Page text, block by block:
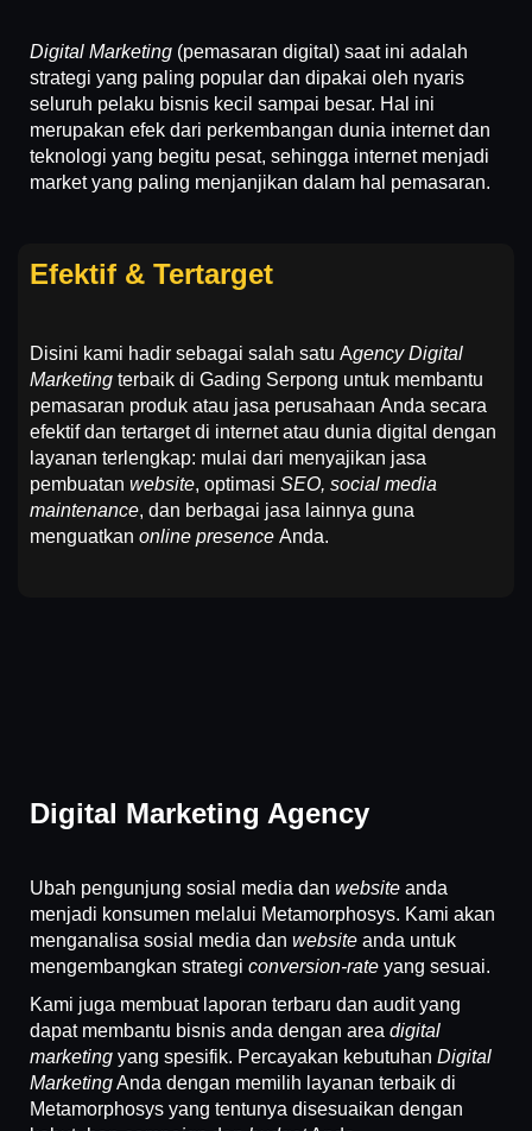
Digital Marketing (pemasaran digital) saat ini adalah
strategi yang paling popular dan dipakai oleh nyaris
seluruh pelaku bisnis kecil sampai besar. Hal ini
merupakan efek dari perkembangan dunia internet dan
teknologi yang begitu pesat, sehingga internet menjadi
market yang paling menjanjikan dalam hal pemasaran.
Efektif & Tertarget
Disini kami hadir sebagai salah satu Agency Digital
Marketing terbaik di Gading Serpong untuk membantu
pemasaran produk atau jasa perusahaan Anda secara
efektif dan tertarget di internet atau dunia digital dengan
layanan terlengkap: mulai dari menyajikan jasa
pembuatan website, optimasi SEO, social media
maintenance, dan berbagai jasa lainnya guna
menguatkan online presence Anda.
Digital Marketing Agency
Ubah pengunjung sosial media dan website anda
menjadi konsumen melalui Metamorphosys. Kami akan
menganalisa sosial media dan website anda untuk
mengembangkan strategi conversion-rate yang sesuai.
Kami juga membuat laporan terbaru dan audit yang
dapat membantu bisnis anda dengan area digital
marketing yang spesifik. Percayakan kebutuhan Digital
MarketingAnda dengan memilih layanan terbaik di
Metamorphosys yang tentunya disesuaikan dengan